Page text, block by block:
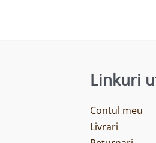
Linkuri
Contul meu
Livrari